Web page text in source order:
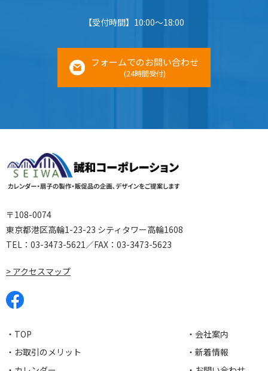
【受付時間】10:00～18:00
フォームでのお問い合わせ
(24時間受付)
〒108-0074
東京都港区高輪1-23-23 シティタワー高輪1608
TEL： 03-3473-5621 ／FAX：03-3473-5623
> アクセスマップ
・TOP
・お取引のメリット
・会社案内
・新着情報